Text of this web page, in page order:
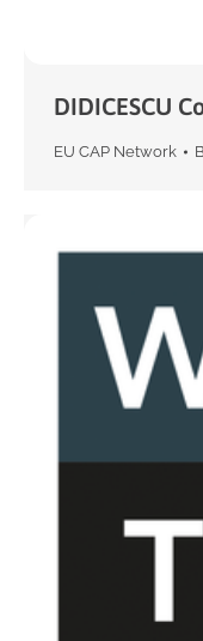
DIDICESCU
EU CAP Network